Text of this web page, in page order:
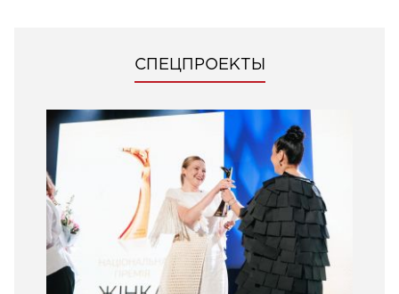
СПЕЦПРОЕКТЫ